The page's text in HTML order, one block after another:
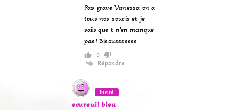
Pas grave Vanessa on a
tous nos soucis et je
sais que t n’en manque
pas! Bisousssssss
0
Répondre
Invité
ecureuil bleu